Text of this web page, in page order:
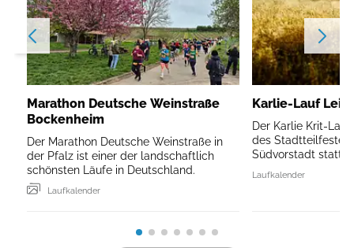
Marathon Deutsche Weinstraße
Bockenheim
Der Marathon Deutsche Weinstraße in
der Pfalz ist einer der landschaftlich
schönsten Läufe in Deutschland.
Laufkalender
Karlie-Lauf
Der Karlie Krit-
des Stadtteilfestes
Südvorstadt statt.
Laufkalender